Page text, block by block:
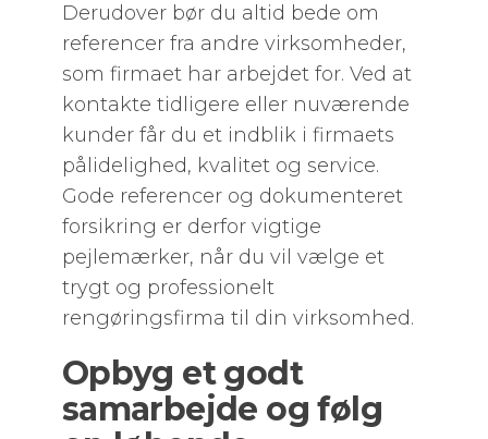
Derudover bør du altid bede om
referencer fra andre virksomheder,
som firmaet har arbejdet for. Ved at
kontakte tidligere eller nuværende
kunder får du et indblik i firmaets
pålidelighed, kvalitet og service.
Gode referencer og dokumenteret
forsikring er derfor vigtige
pejlemærker, når du vil vælge et
trygt og professionelt
rengøringsfirma til din virksomhed.
Opbyg et godt
samarbejde og følg